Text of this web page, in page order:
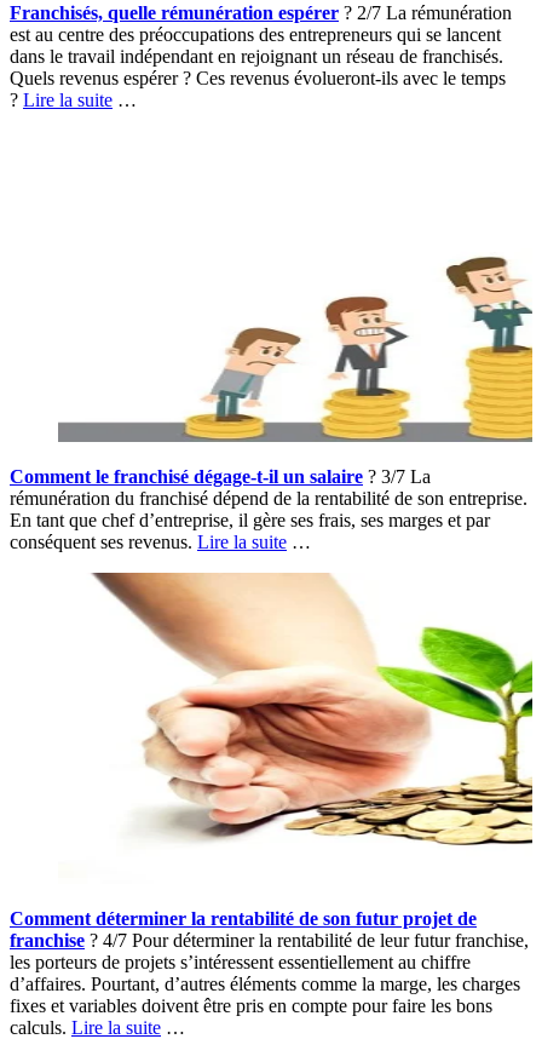
Franchisés, quelle rémunération espérer ? 2/7 La rémunération
est au centre des préoccupations des entrepreneurs qui se lancent
dans le travail indépendant en rejoignant un réseau de franchisés.
Quels revenus espérer ? Ces revenus évolueront-ils avec le temps
? Lire la suite …
Comment le franchisé dégage-t-il un salaire ? 3/7 La
rémunération du franchisé dépend de la rentabilité de son entreprise.
En tant que chef d’entreprise, il gère ses frais, ses marges et par
conséquent ses revenus. Lire la suite …
Comment déterminer la rentabilité de son futur projet de
franchise ? 4/7 Pour déterminer la rentabilité de leur futur franchise,
les porteurs de projets s’intéressent essentiellement au chiffre
d’affaires. Pourtant, d’autres éléments comme la marge, les charges
fixes et variables doivent être pris en compte pour faire les bons
calculs. Lire la suite …